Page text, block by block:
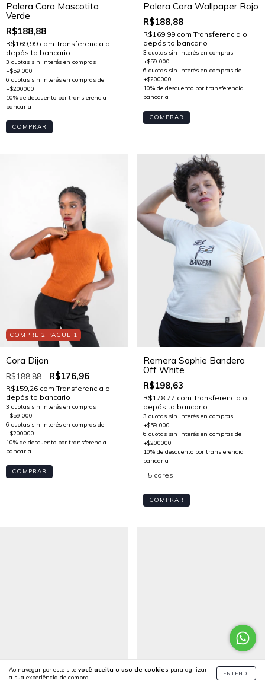
Ao navegar por este site você aceita o uso de cookies para agilizar
a sua experiência de compra.
ENTENDI
Polera Cora Mascotita
Verde
R$188,88
R$169,99 com Transferencia o
depósito bancario
COMPRAR
Polera Cora Wallpaper Rojo
R$188,88
R$169,99 com Transferencia o
depósito bancario
COMPRAR
COMPRE 2 PAGUE 1
Cora Dijon
R$188,88 R$176,96
R$159,26 com Transferencia o
depósito bancario
COMPRAR
Remera Sophie Bandera
Off White
R$198,63
R$178,77 com Transferencia o
depósito bancario
5 cores
COMPRAR